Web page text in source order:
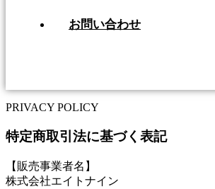
お問い合わせ
PRIVACY POLICY
特定商取引法に基づく表記
【販売事業者名】
株式会社エイトナイン